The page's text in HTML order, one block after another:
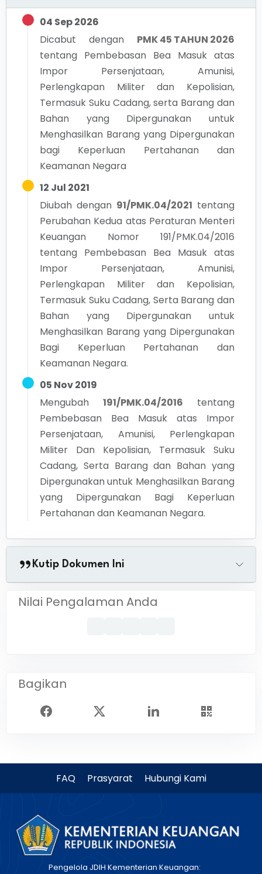
04 Sep 2026
Dicabut dengan
PMK 45 TAHUN 2026
tentang Pembebasan Bea Masuk atas
Impor Persenjataan, Amunisi,
Perlengkapan Militer dan Kepolisian,
Termasuk Suku Cadang, serta Barang dan
Bahan yang Dipergunakan untuk
Menghasilkan Barang yang Dipergunakan
bagi Keperluan Pertahanan dan
Keamanan Negara
12 Jul 2021
Diubah dengan 91/PMK.04/2021 tentang
Perubahan Kedua atas Peraturan Menteri
Keuangan Nomor 191/PMK.04/2016
tentang Pembebasan Bea Masuk atas
Impor Persenjataan, Amunisi,
Perlengkapan Militer dan Kepolisian,
Termasuk Suku Cadang, Serta Barang dan
Bahan yang Dipergunakan untuk
Menghasilkan Barang yang Dipergunakan
Bagi Keperluan Pertahanan dan
Keamanan Negara.
05 Nov 2019
Mengubah
191/PMK.04/2016
tentang
Pembebasan Bea Masuk atas Impor
Persenjataan, Amunisi, Perlengkapan
Militer Dan Kepolisian, Termasuk Suku
Cadang, Serta Barang dan Bahan yang
Dipergunakan untuk Menghasilkan Barang
yang Dipergunakan Bagi Keperluan
Pertahanan dan Keamanan Negara.
Kutip Dokumen Ini
Nilai Pengalaman Anda
Bagikan
FAQ Prasyarat Hubungi Kami
Pengelola JDIH Kementerian Keuangan: